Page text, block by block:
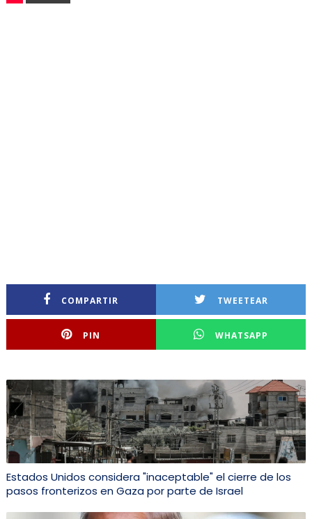
COMPARTIR TWEETEAR
PIN WHATSAPP
Estados Unidos considera "inaceptable" el cierre de los
pasos fronterizos en Gaza por parte de Israel